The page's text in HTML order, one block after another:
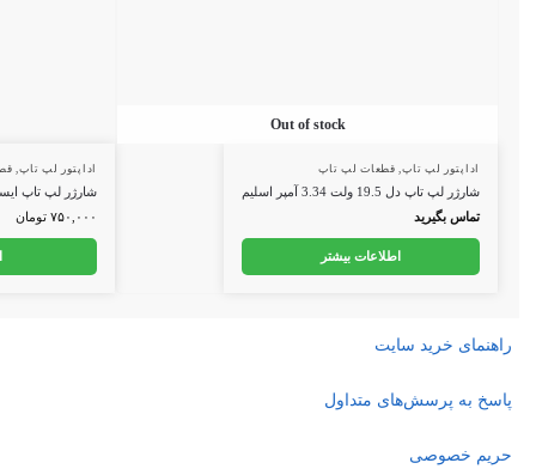
Out of stock
اداپتور لپ تاپ, قطعات لپ تاپ
شارژر لپ تاپ دل 19.5 ولت 3.34 آمپر اسلیم
تماس بگیرید
اطلاعات بیشتر
اداپتور لپ تاپ,
شارژر لپ تاپ ایسوس ۱۹ ولت 3.42 آمپر زنبوکی
۷۵۰,۰۰۰ تومان
راهنمای خرید سایت
پاسخ به پرسش‌های متداول
حریم خصوصی